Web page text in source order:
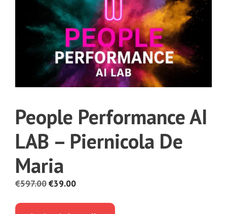
People Performance AI
LAB – Piernicola De
Maria
€597.00Il
€39.00Il